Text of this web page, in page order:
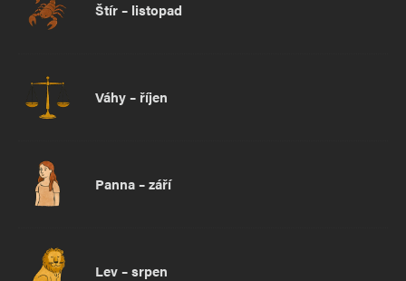
Štír – listopad
Váhy – říjen
Panna – září
Lev – srpen